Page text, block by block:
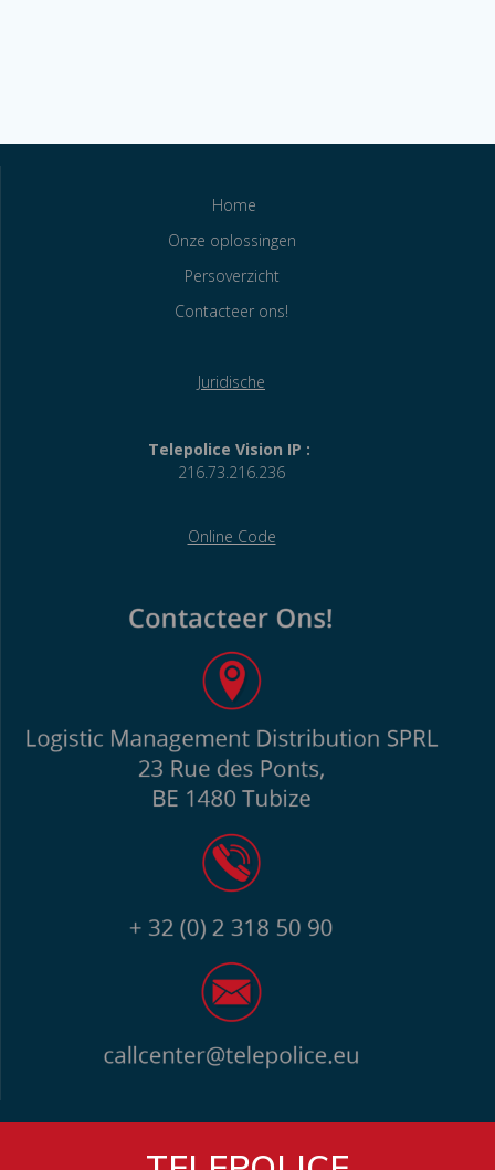
Home
Onze oplossingen
Persoverzicht
Contacteer ons!
Juridische
Telepolice Vision IP :
216.73.216.236
Online Code